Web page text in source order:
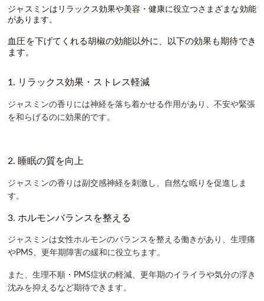
ジャスミンはリラックス効果や美容・健康に役立つさまざまな効能
があります。
血圧を下げてくれる胡椒の効能以外に、以下の効果も期待でき
ます。
1. リラックス効果・ストレス軽減
ジャスミンの香りには神経を落ち着かせる作用があり、不安や緊張
を和らげるのに効果的です。
2. 睡眠の質を向上
ジャスミンの香りは副交感神経を刺激し、 自然な眠りを促進 しま
す。
3. ホルモンバランスを整える
ジャスミンは女性ホルモンのバランスを整える働きがあり、生理痛
やPMS、更年期障害の緩和に役立ちます。
また、生理不順・PMS症状の軽減、
更年期のイライラや気分の浮き
沈みを抑えるなど期待できます。